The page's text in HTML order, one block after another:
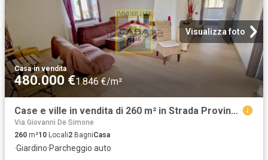
Visualizza foto
Casa·in vendita
480.000 €1.846 €/m²
Case e ville in vendita di 260 m² in Strada Provinciale 2 Vicarese, 530
Via Giovanni De Simone
260 m²10 Locali2 BagniCasa
·Giardino·Parcheggio auto